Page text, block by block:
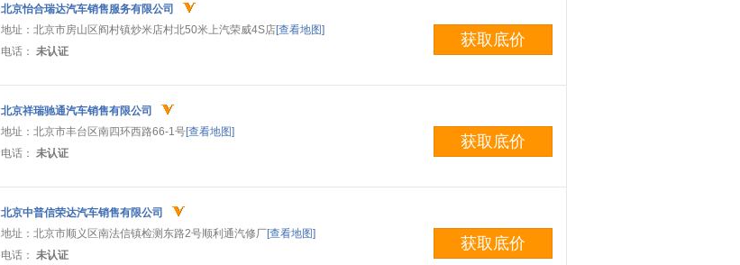
获取底价
北京怡合瑞达汽车销售服务有限公司
地址： 北京市房山区阎村镇炒米店村北50米上汽荣威4S店[查看地图]
电话： 未认证
获取底价
北京祥瑞驰通汽车销售有限公司
地址： 北京市丰台区南四环西路66-1号[查看地图]
电话： 未认证
获取底价
北京中普信荣达汽车销售有限公司
地址： 北京市顺义区南法信镇检测东路2号顺利通汽修厂[查看地图]
电话： 未认证